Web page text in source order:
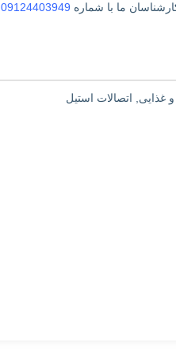
ما با شماره 09124403949
غذایی اتصالات استیل